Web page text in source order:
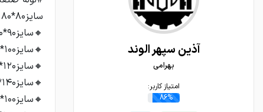
آذین سپهر الوند
بهرامی
امتیاز کاربر:
86%